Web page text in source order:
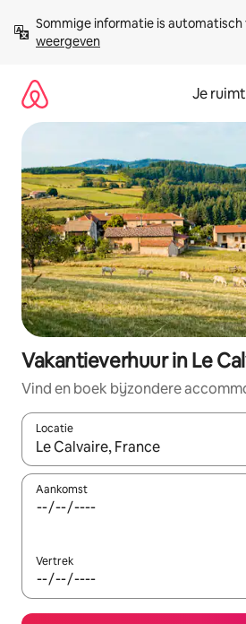
direct
naar
Sommige informatie is automatisch
weergeven
Je
Vakantieverhuur in Le
Vind en boek bijzondere
Locatie
Wanneer er suggesties
Aankomst
Vertrek